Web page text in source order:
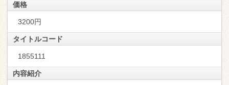
価格
3200円
タイトルコード
1855111
内容紹介